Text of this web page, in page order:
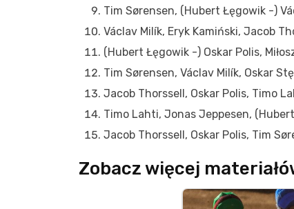
Tim Sørensen, (Hubert Łęgowik -)
Václav Milík, Eryk Kamiński, Jacob
(Hubert Łęgowik -) Oskar Polis,
Tim Sørensen, Václav Milík, Oskar
Jacob Thorssell, Oskar Polis, Timo
Timo Lahti, Jonas Jeppesen,
Jacob Thorssell, Oskar Polis, Tim
Zobacz więcej